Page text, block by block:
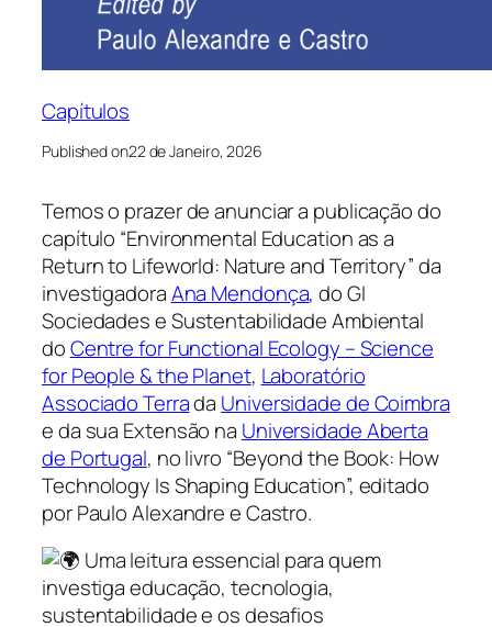
Capítulos
Published on22 de Janeiro, 2026
Temos o prazer de anunciar a publicação do
capítulo “Environmental Education as a
Return to Lifeworld: Nature and Territory” da
investigadoraAna Mendonça, do GI
Sociedades e Sustentabilidade Ambiental
doCentre for Functional Ecology – Science
for People & the Planet, Laboratório
Associado Terrada Universidade de Coimbra
e da sua Extensão na Universidade Aberta
de Portugal, no livro “Beyond the Book: How
Technology Is Shaping Education”, editado
por Paulo Alexandre e Castro.
Uma leitura essencial para quem
investiga educação, tecnologia,
sustentabilidade e os desafios